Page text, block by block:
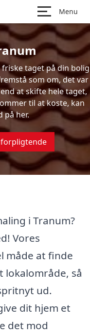
Menu
taget på din bolig
som om, det var
at skifte hele taget,
til at koste, kan
på her.
i Tranum?
Vores
måde at finde
lokalområde, så
ud.
dit hjem et
det mod